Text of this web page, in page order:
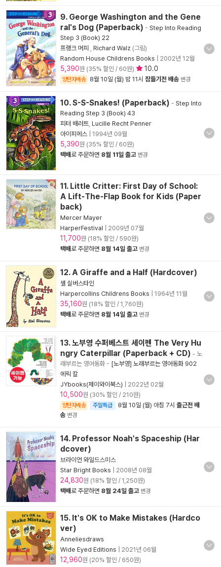
9. George Washington and the Gene
ral's Dog (Paperback) - Step Into Reading
Step 3 (Book) 22
프랭크 머피
Richard Walz (그림)
Random House Childrens Books
2002년 12월
5,390원 (35% 할인 / 60원) 10.0
양탄자배송 8월 10일 (월) 밤 11시 잠들기전 배송 변경
10. S-S-Snakes! (Paperback) - Step Into
Reading Step 3 (Book) 43
피터 배러트 Lucille Recht Penner
아이피에스
1994년 09월
5,390원 (35% 할인 / 60원)
택배로 주문하면 8월 11일 출고 변경
11. Little Critter: First Day of School:
A Lift-The-Flap Book for Kids (Paper
back)
Mercer Mayer
HarperFestival
2009년 07월
11,700원 (18% 할인 / 590원)
택배로 주문하면 8월 14일 출고 변경
12. A Giraffe and a Half (Hardcover)
셸 실버스타인
Harpercollins Childrens Books
1964년 11월
35,160원 (18% 할인 / 1,760원)
택배로 주문하면 8월 14일 출고 변경
13. 노부영 수퍼베스트 세이펜 The Very Hu
ngry Caterpillar (Paperback + CD) - 노
래부르는 영어동화 - [노부영] 노래부르는 영어동화 902
에릭 칼
JYbooks(제이와이북스)
2022년 02월
10,500원 (30% 할인 / 210원)
양탄자배송 주말특급 8월 10일 (월) 아침 7시 출근전 배
송 변경
14. Professor Noah's Spaceship (Har
dcover)
브라이언 와일드스미스
Star Bright Books
2008년 08월
24,830원 (18% 할인 / 1,250원)
택배로 주문하면 8월 24일 출고 변경
15. It's OK to Make Mistakes (Hardco
ver)
Anneliesdraws
Wide Eyed Editions
2021년 06월
12,960원 (20% 할인 / 650원)